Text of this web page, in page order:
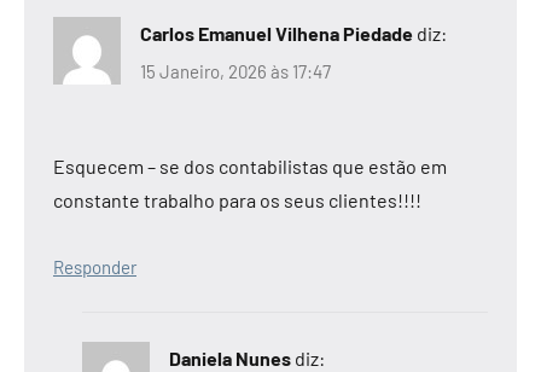
Carlos Emanuel Vilhena Piedade diz:
15 Janeiro, 2026 às 17:47
Esquecem – se dos contabilistas que estão em
constante trabalho para os seus clientes!!!!
Responder
Daniela Nunes diz: